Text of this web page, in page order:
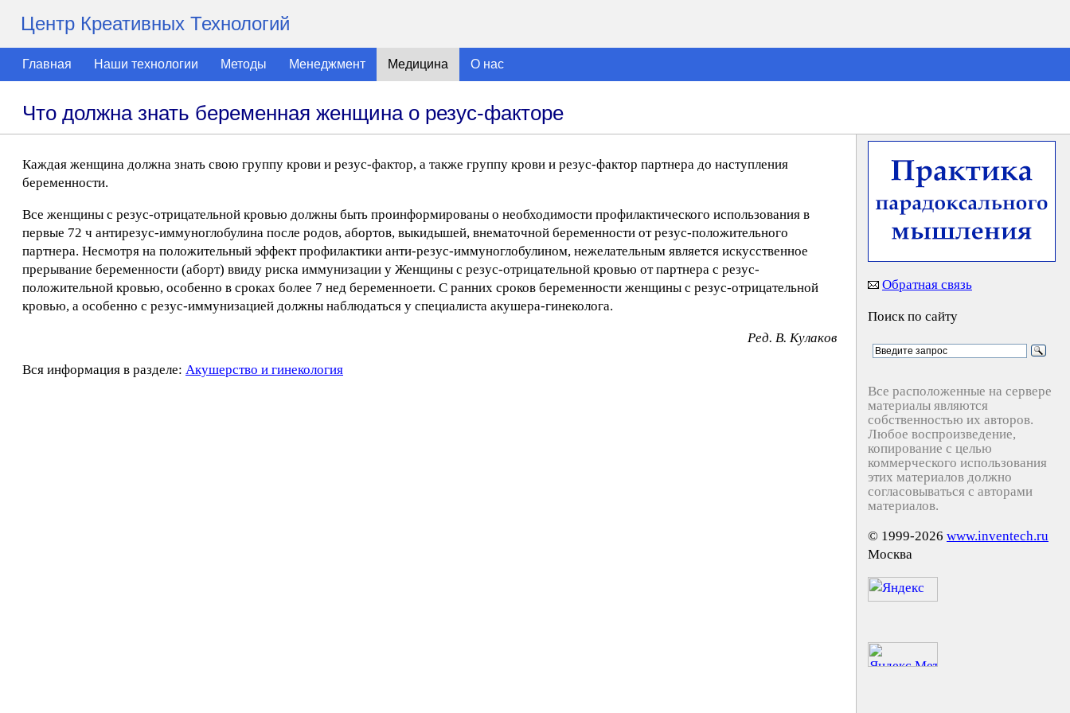
Центр Креативных Технологий
Главная Наши технологии Методы Менеджмент Медицина О нас
Что должна знать беременная женщина о резус-факторе
Каждая женщина должна знать свою группу крови и резус-фактор, а также группу крови и резус-фактор партнера до наступления
беременности.
Все женщины с резус-отрицательной кровью должны быть проинформированы о необходимости профилактического использования в
первые 72 ч антирезус-иммуноглобулина после родов, абортов, выкидышей, внематочной беременности от резус-положительного
партнера. Несмотря на положительный эффект профилактики анти-резус-иммуноглобулином, нежелательным является искусственное
прерывание беременности (аборт) ввиду риска иммунизации у Женщины с резус-отрицательной кровью от партнера с резус-
положительной кровью, особенно в сроках более 7 нед беременноети. С ранних сроков беременности женщины с резус-отрицательной
кровью, а особенно с резус-иммунизацией должны наблюдаться у специалиста акушера-гинеколога.
Peд. B. Kyлaкoв
Вся информация в разделе: Акушерство и гинекология
Обратная связь
Поиск по сайту
Все расположенные на сервере
материалы являются
собственностью их авторов.
Любое воспроизведение,
копирование с целью
коммерческого использования
этих материалов должно
согласовываться с авторами
материалов.
© 1999-2026 www.inventech.ru
Москва